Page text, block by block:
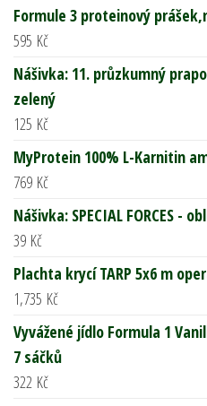
Formule 3 proteinový
595 Kč
Nášivka: 11. průzkumný
zelený
125 Kč
MyProtein 100% L-Karnitin
769 Kč
Nášivka: SPECIAL FORCES -
39 Kč
Plachta krycí TARP 5x6 m
1,735 Kč
Vyvážené jídlo Formula 1
7 sáčků
322 Kč